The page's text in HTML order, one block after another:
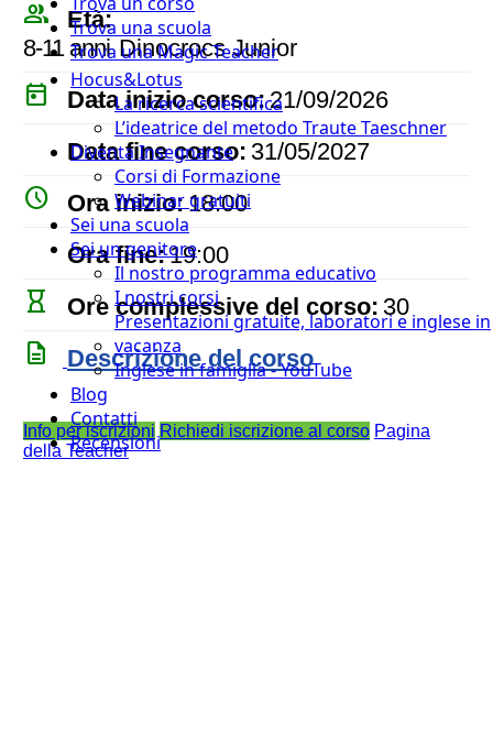
Trova una scuola
Trova una Magic Teacher
Hocus&Lotus
La ricerca scientifica
L’ideatrice del metodo Traute Taeschner
Diventa Insegnante
Corsi di Formazione
Webinar gratuiti
Sei una scuola
Sei un genitore
Il nostro programma educativo
I nostri corsi
Presentazioni gratuite, laboratori e inglese in
vacanza
Inglese in famiglia - YouTube
Blog
Contatti
Recensioni
people_outline
Età:
8-11 anni Dinocrocs Junior
today Data inizio corso:21/09/2026
event Data fine corso: 31/05/2027
watch_later Ora inizio:18:00
Ora fine:19:00
hourglass_empty Ore complessive del corso: 30
description Descrizione del corso
Info per iscrizioni Richiedi iscrizione al corso Pagina
della Teacher